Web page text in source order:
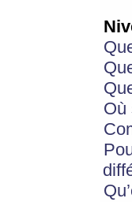
Où